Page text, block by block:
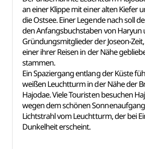
an einer Klippe mit einer alten Kiefer
die Ostsee. Einer Legende nach soll
den Anfangsbuchstaben von Haryun
Gründungsmitglieder der Joseon-
einer ihrer Reisen in der Nähe
stammen.
Ein Spaziergang entlang der Küste
weißen Leuchtturm in der Nähe der
Hajodae. Viele Touristen besuchen
wegen dem schönen
Lichtstrahl vom Leuchtturm, der bei
Dunkelheit erscheint.